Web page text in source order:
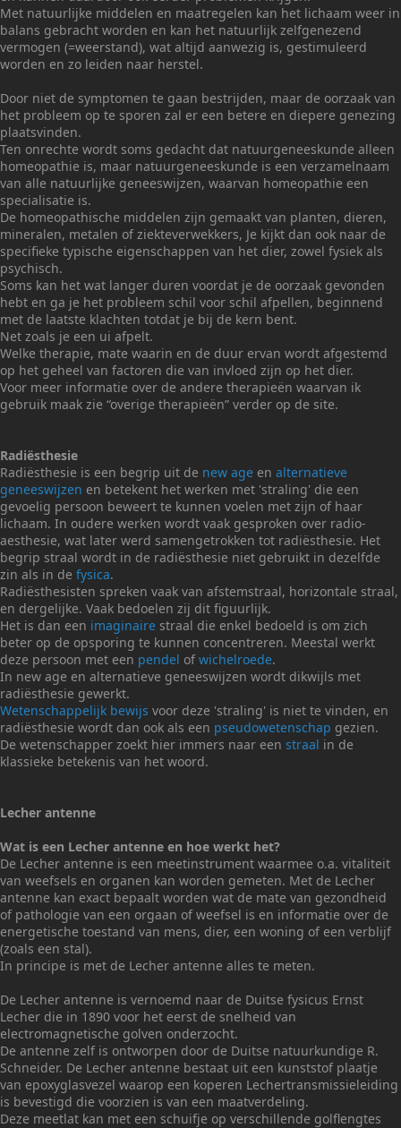
Met natuurlijke middelen en maatregelen kan het lichaam weer in
balans gebracht worden en kan het natuurlijk zelfgenezend
vermogen (=weerstand), wat altijd aanwezig is, gestimuleerd
worden en zo leiden naar herstel.
Door niet de symptomen te gaan bestrijden, maar de oorzaak van
het probleem op te sporen zal er een betere en diepere genezing
plaatsvinden.
Ten onrechte wordt soms gedacht dat natuurgeneeskunde alleen
homeopathie is, maar natuurgeneeskunde is een verzamelnaam
van alle natuurlijke geneeswijzen, waarvan homeopathie een
specialisatie is.
De homeopathische middelen zijn gemaakt van planten, dieren,
mineralen, metalen of ziekteverwekkers, Je kijkt dan ook naar de
specifieke typische eigenschappen van het dier, zowel fysiek als
psychisch.
Soms kan het wat langer duren voordat je de oorzaak gevonden
hebt en ga je het probleem schil voor schil afpellen, beginnend
met de laatste klachten totdat je bij de kern bent.
Net zoals je een ui afpelt.
Welke therapie, mate waarin en de duur ervan wordt afgestemd
op het geheel van factoren die van invloed zijn op het dier.
Voor meer informatie over de andere therapieën waarvan ik
gebruik maak zie “overige therapieën” verder op de site.
Radiësthesie
Radiësthesie is een begrip uit de new age en alternatieve
geneeswijzen en betekent het werken met 'straling' die een
gevoelig persoon beweert te kunnen voelen met zijn of haar
lichaam. In oudere werken wordt vaak gesproken over radio-
aesthesie, wat later werd samengetrokken tot radiësthesie. Het
begrip straal wordt in de radiësthesie niet gebruikt in dezelfde
zin als in de fysica.
Radiësthesisten spreken vaak van afstemstraal, horizontale straal,
en dergelijke. Vaak bedoelen zij dit figuurlijk.
Het is dan een imaginaire straal die enkel bedoeld is om zich
beter op de opsporing te kunnen concentreren. Meestal werkt
deze persoon met een pendel ofwichelroede.
In new age en alternatieve geneeswijzen wordt dikwijls met
radiësthesie gewerkt.
Wetenschappelijk bewijs voor deze 'straling' is niet te vinden, en
radiësthesie wordt dan ook als een pseudowetenschap gezien.
De wetenschapper zoekt hier immers naar een straal in de
klassieke betekenis van het woord.
Lecher antenne
Wat is een Lecher antenne en hoe werkt het?
De Lecher antenne is een meetinstrument waarmee o.a. vitaliteit
van weefsels en organen kan worden gemeten. Met de Lecher
antenne kan exact bepaalt worden wat de mate van gezondheid
of pathologie van een orgaan of weefsel is en informatie over de
energetische toestand van mens, dier, een woning of een verblijf
(zoals een stal).
In principe is met de Lecher antenne alles te meten.
De Lecher antenne is vernoemd naar de Duitse fysicus Ernst
Lecher die in 1890 voor het eerst de snelheid van
electromagnetische golven onderzocht.
De antenne zelf is ontworpen door de Duitse natuurkundige R.
Schneider. De Lecher antenne bestaat uit een kunststof plaatje
van epoxyglasvezel waarop een koperen Lechertransmissieleiding
is bevestigd die voorzien is van een maatverdeling.
Deze meetlat kan met een schuifje op verschillende golflengtes